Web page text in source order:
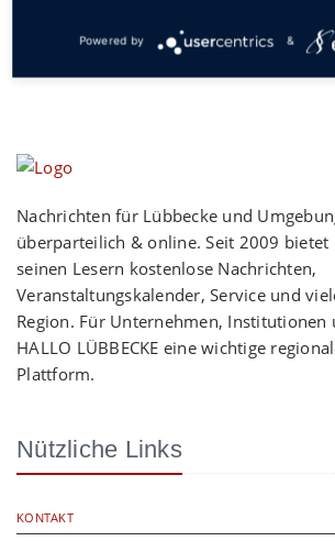
Nachrichten für Lübbecke und
überparteilich & online. Seit 2009 bietet
seinen Lesern kostenlose Nachrichten,
Veranstaltungskalender, Service und
Region. Für Unternehmen, Institutionen
HALLO LÜBBECKE eine wichtige
Plattform.
Nützliche Links
KONTAKT
Powered by &